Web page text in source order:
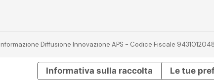
Diffusione Innovazione APS - Codice Fiscale
Informativa sulla raccolta Le tue